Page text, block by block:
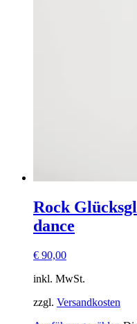
Rock
dance
€ 90,00
inkl. MwSt.
zzgl. Versandkosten